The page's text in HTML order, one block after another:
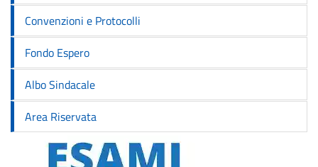
Convenzioni e Protocolli
Fondo Espero
Albo Sindacale
Area Riservata